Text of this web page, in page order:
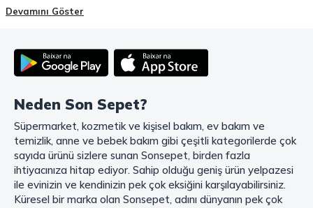
Holdinggüvencesiyle hizmet vermektedir! Sonsepet, online alışveriş
teslimat ve güvenli ödeme seçenekleriyle, alışveriş yaparken
zamanınızı ve paranızı en verimli şekilde kullanırsınız.
Mahmood Coffee ile Kahve Keyfinizi Sonsepet'te Yaşayın!
Mahmood Coffee markasının eşsiz lezzetleriyle tanışın ve kahve
keyfinizi doruklara çıkarın. Filtre ve çekirdek kahve, kapsül kahve,
granül kahve, gold kahve, klasik kahve ve Türk kahvesi gibi birbirinden
lezzetli seçenekler arasından favorinizi seçin. Eğer pratik ve hızlı bir
kahve arıyorsanız, hazır Türk kahvesi ve cappuccino gibi seçenekler de
sizleri bekliyor. Sıcak çikolata ve kahve kreması ile kahve keyfinize
Devamını Göster
Neden Son Sepet?
Süpermarket, kozmetik ve kişisel bakım, ev bakım ve
temizlik, anne ve bebek bakım gibi çeşitli kategorilerde çok
sayıda ürünü sizlere sunan Sonsepet, birden fazla
ihtiyacınıza hitap ediyor. Sahip olduğu geniş ürün yelpazesi
ile evinizin ve kendinizin pek çok eksiğini karşılayabilirsiniz.
Küresel bir marka olan Sonsepet, adını dünyanın pek çok